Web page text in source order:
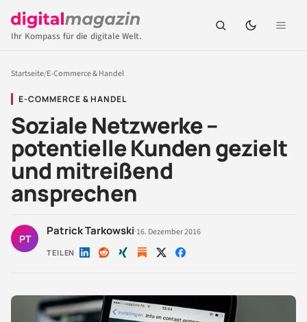
Ihr Kompass für die digitale Welt.
Startseite/E-Commerce & Handel
E-COMMERCE & HANDEL
Soziale Netzwerke –
potentielle Kunden gezielt
und mitreißend
ansprechen
PT
Patrick Tarkowski·16. Dezember 2016
TEILEN Auf Auf Auf Auf Auf